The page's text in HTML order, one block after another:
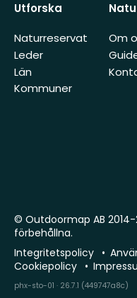
Utforska
Naturreservat
Leder
Län
Kommuner
Om
© Outdoormap AB
förbehållna.
Integritetspolicy
Cookiepolicy
phx-sto-01 · 26.7.1 (449747a8c)